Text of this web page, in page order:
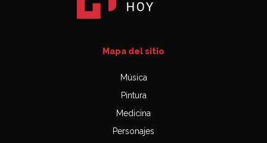
Mapa del sitio
Música
Pintura
Medicina
Personajes